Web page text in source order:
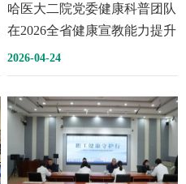
哈医大二院党委健康科普团队
在2026全省健康宣教能力提升
培训会议上作经验分享
2026-04-24